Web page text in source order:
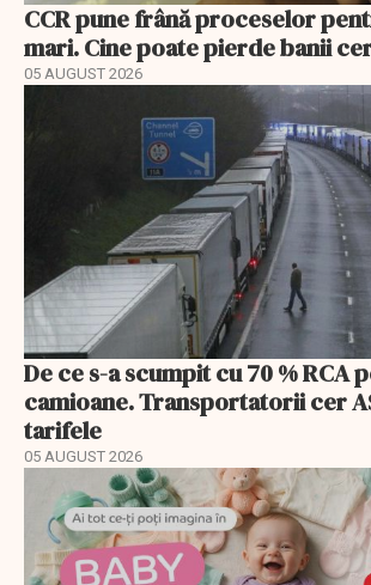
CCR pune frână proceselor
mari. Cine poate pierde banii
05 AUGUST 2026
De ce s-a scumpit cu 70 % RCA
camioane. Transportatorii cer
tarifele
05 AUGUST 2026